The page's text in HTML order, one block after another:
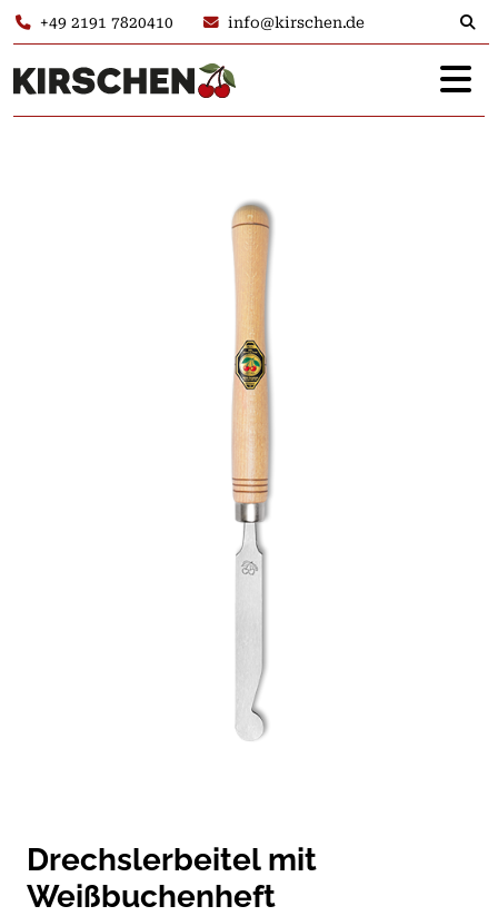
+49 2191 7820410 info@kirschen.de
Drechslerbeitel mit
Weißbuchenheft